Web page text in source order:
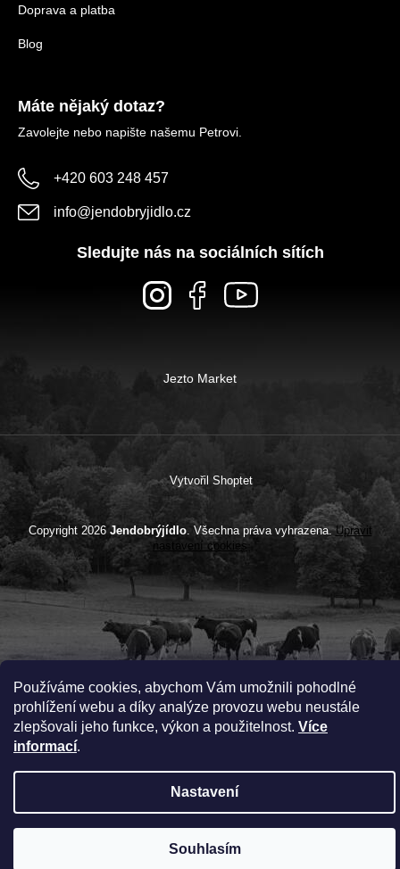
Používáme cookies, abychom Vám umožnili pohodlné
prohlížení webu a díky analýze provozu webu neustále
zlepšovali jeho funkce, výkon a použitelnost. Více
informací.
Nastavení
Souhlasím
Doprava a platba
Blog
Máte nějaký dotaz?
Zavolejte nebo napište našemu Petrovi.
+420 603 248 457
info@jendobryjidlo.cz
Sledujte nás na sociálních sítích
Jezto Market
Vytvořil Shoptet
Copyright 2026Jendobrýjídlo. Všechna práva vyhrazena.Upravit
nastavení cookies